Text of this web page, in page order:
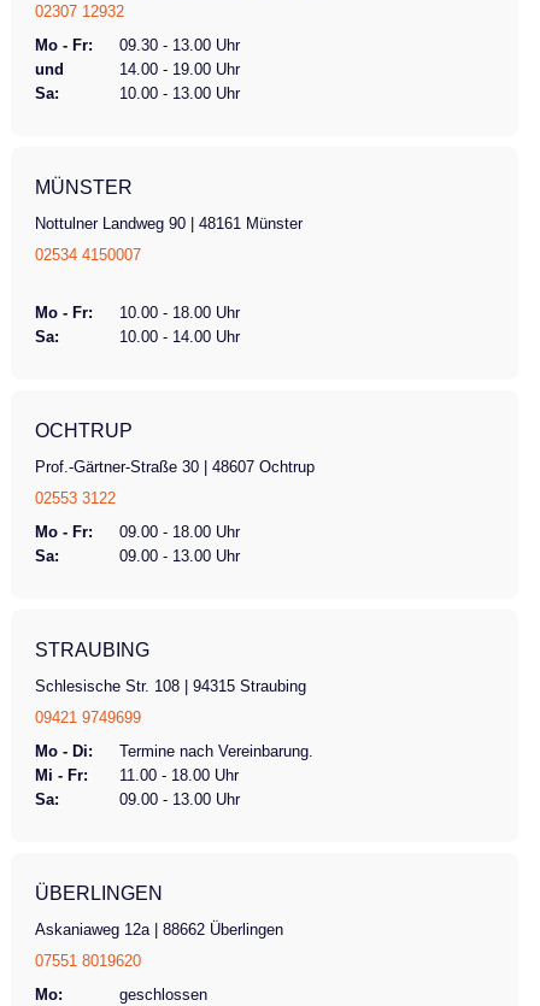
02307 12932
Mo - Fr:
09.30 - 13.00 Uhr
und
14.00 - 19.00 Uhr
Sa:
10.00 - 13.00 Uhr
MÜNSTER
Nottulner Landweg 90 | 48161 Münster
02534 4150007
Mo - Fr:
10.00 - 18.00 Uhr
Sa:
10.00 - 14.00 Uhr
OCHTRUP
Prof.-Gärtner-Straße 30 | 48607 Ochtrup
02553 3122
Mo - Fr:
09.00 - 18.00 Uhr
Sa:
09.00 - 13.00 Uhr
STRAUBING
Schlesische Str. 108 | 94315 Straubing
09421 9749699
Mo - Di:
Termine nach Vereinbarung.
Mi - Fr:
11.00 - 18.00 Uhr
Sa:
09.00 - 13.00 Uhr
ÜBERLINGEN
Askaniaweg 12a | 88662 Überlingen
07551 8019620
Mo:
geschlossen